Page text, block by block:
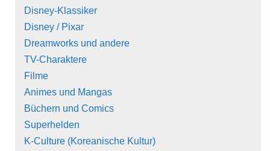
Disney-Klassiker
Disney / Pixar
Dreamworks und andere
TV-Charaktere
Filme
Animes und Mangas
Büchern und Comics
Superhelden
K-Culture (Koreanische Kultur)